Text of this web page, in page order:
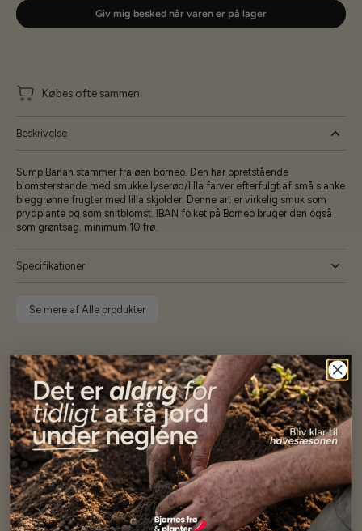
Giv mig besked når varen er på lager
Købes ofte sammen
Beskrivelse
Sump Banan stammer fra øen borneo. Den har opretstående
blomsterstande med smukke lyserød/lilla farver efterfulgt af små slanke
bleggrønne frugter med lilla skjolder. Denne art er virkelig smuk som
prydplante og som snitblomst. IBAN folket på Borneo bruger den også
som grøntsag. minimum 10 frø.
Specifikationer
Se mere af Alle produkter
Vores kundersiger...
Har altid kun mødt god vejledning og hjælp fra Barney (Bjarne)
Har lige i går modtaget de fineste asparges kroner med posten
wauw en god kvalitet og størrelse.
Som skrevet før når jeg har skrevet med Bjarne har jeg altid mødt